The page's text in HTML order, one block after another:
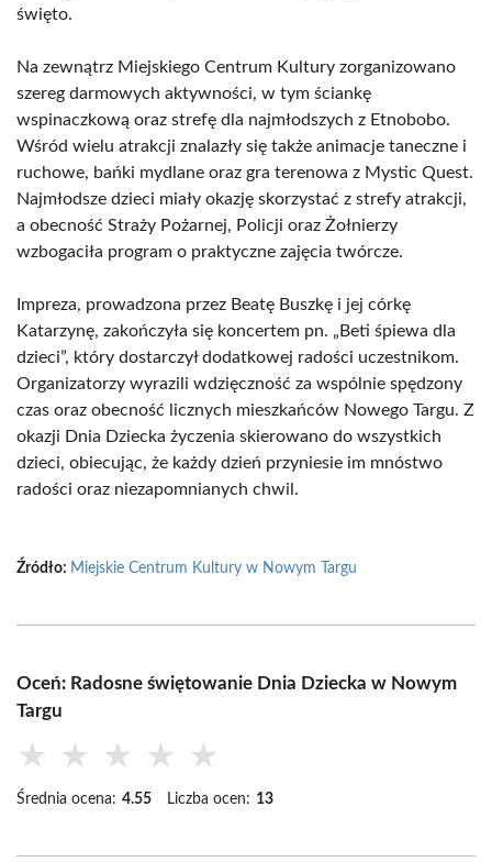
święto.
Na zewnątrz Miejskiego Centrum Kultury zorganizowano
szereg darmowych aktywności, w tym ściankę
wspinaczkową oraz strefę dla najmłodszych z Etnobobo.
Wśród wielu atrakcji znalazły się także animacje taneczne i
ruchowe, bańki mydlane oraz gra terenowa z Mystic Quest.
Najmłodsze dzieci miały okazję skorzystać z strefy atrakcji,
a obecność Straży Pożarnej, Policji oraz Żołnierzy
wzbogaciła program o praktyczne zajęcia twórcze.
Impreza, prowadzona przez Beatę Buszkę i jej córkę
Katarzynę, zakończyła się koncertem pn. „Beti śpiewa dla
dzieci”, który dostarczył dodatkowej radości uczestnikom.
Organizatorzy wyrazili wdzięczność za wspólnie spędzony
czas oraz obecność licznych mieszkańców Nowego Targu. Z
okazji Dnia Dziecka życzenia skierowano do wszystkich
dzieci, obiecując, że każdy dzień przyniesie im mnóstwo
radości oraz niezapomnianych chwil.
Źródło: Miejskie Centrum Kultury w Nowym Targu
Oceń: Radosne świętowanie Dnia Dziecka w Nowym
Targu
★ ★ ★ ★ ★
Średnia ocena: 4.55 Liczba ocen: 13